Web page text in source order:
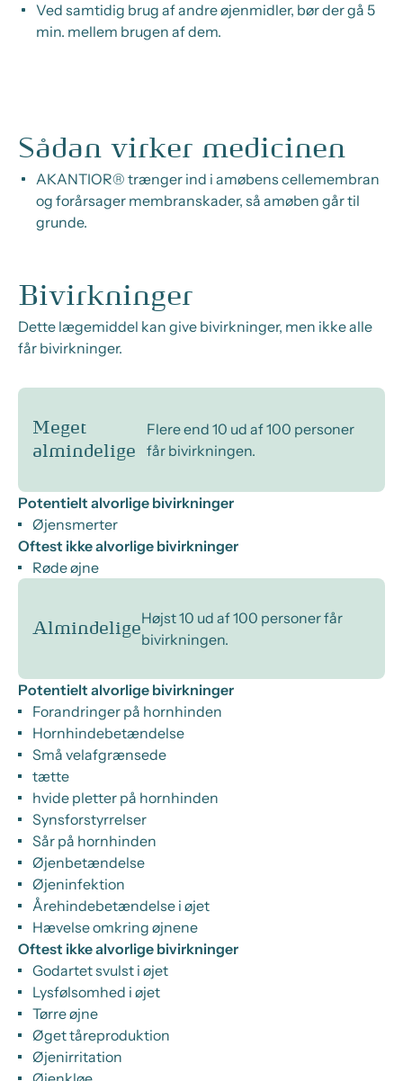
Ved samtidig brug af andre øjenmidler, bør der gå 5
min. mellem brugen af dem.
Sådan virker medicinen
AKANTIOR® trænger ind i amøbens cellemembran
og forårsager membranskader, så amøben går til
grunde.
Bivirkninger
Dette lægemiddel kan give bivirkninger, men ikke alle
får bivirkninger.
Meget
almindelige
Flere end 10 ud af 100 personer
får bivirkningen.
Potentielt alvorlige bivirkninger
Øjensmerter
Oftest ikke alvorlige bivirkninger
Røde øjne
Almindelige
Højst 10 ud af 100 personer får
bivirkningen.
Potentielt alvorlige bivirkninger
Forandringer på hornhinden
Hornhindebetændelse
Små velafgrænsede
tætte
hvide pletter på hornhinden
Synsforstyrrelser
Sår på hornhinden
Øjenbetændelse
Øjeninfektion
Årehindebetændelse i øjet
Hævelse omkring øjnene
Oftest ikke alvorlige bivirkninger
Godartet svulst i øjet
Lysfølsomhed i øjet
Tørre øjne
Øget tåreproduktion
Øjenirritation